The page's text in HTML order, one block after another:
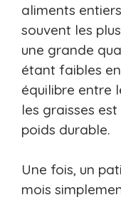
aliments
souvent les
une grande
étant faibles
équilibre entre
les graisses
poids durable.
Une fois, un
mois